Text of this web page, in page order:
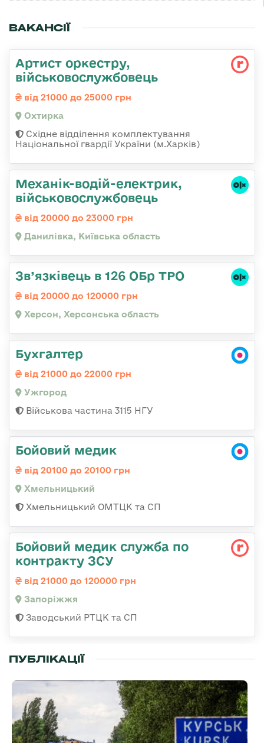
ВАКАНСІЇ
Артист оркестру,
військовослужбовець
від 21000 до 25000 грн
Охтирка
Східне відділення комплектування
Національної гвардії України (м.Харків)
Механік-водій-електрик,
військовослужбовець
від 20000 до 23000 грн
Данилівка, Київська область
Зв’язківець в 126 ОБр ТРО
від 20000 до 120000 грн
Херсон, Херсонська область
Бухгалтер
від 21000 до 22000 грн
Ужгород
Військова частина 3115 НГУ
Бойовий медик
від 20100 до 20100 грн
Хмельницький
Хмельницький ОМТЦК та СП
Бойовий медик служба по
контракту ЗСУ
від 21000 до 120000 грн
Запоріжжя
Заводський РТЦК та СП
ПУБЛІКАЦІЇ